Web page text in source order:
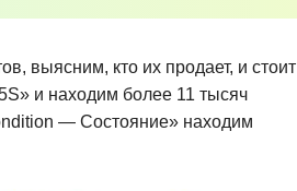
выясним, кто их продает, и стоит
и находим более 11 тысяч
— Состояние» находим